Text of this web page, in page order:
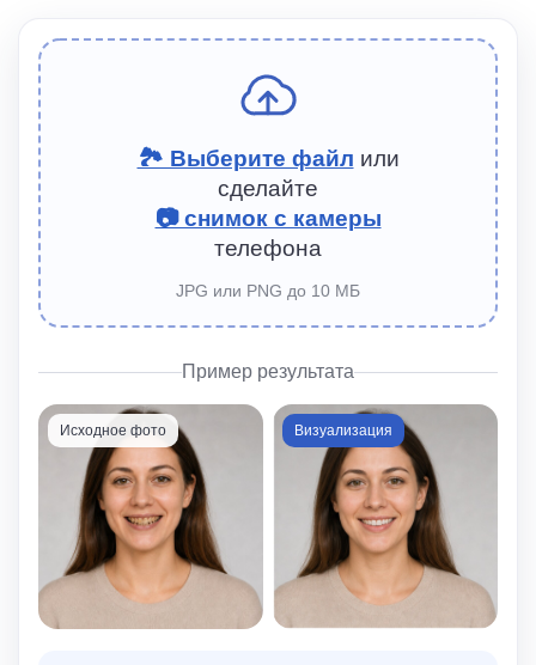
🏞 Выберите файл или
сделайте
📷 снимок с камеры
телефона
JPG или PNG до 10 МБ
Пример результата
Исходное фото Визуализация